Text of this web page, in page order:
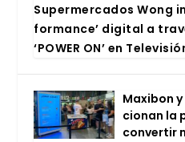
Super­mer­ca­dos Wong
for­man­ce’ digi­tal a
‘POWER ON’ en
Maxi­bon
cio­nan la
con­ver­tir